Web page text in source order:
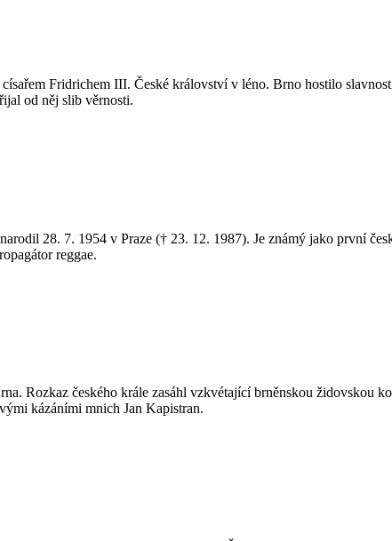
Fridrichem III. České království v léno. Brno hostilo
od něj slib věrnosti.
28. 7. 1954 v Praze († 23. 12. 1987). Je známý jako první
reggae.
Rozkaz českého krále zasáhl vzkvétající brněnskou židovskou
kázáními mnich Jan Kapistran.